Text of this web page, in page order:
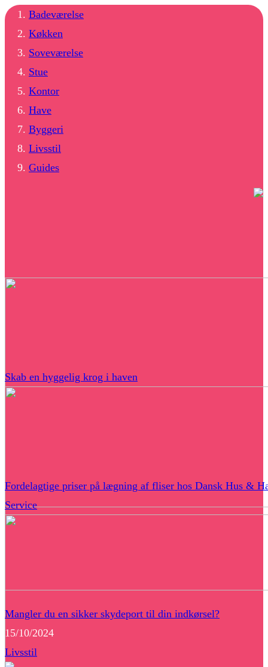
Badeværelse
Køkken
Soveværelse
Stue
Kontor
Have
Byggeri
Livsstil
Guides
Skab en hyggelig krog i haven
Fordelagtige priser på lægning af fliser hos Dansk Hus &
Service
Mangler du en sikker skydeport til din indkørsel?
15/10/2024
Livsstil